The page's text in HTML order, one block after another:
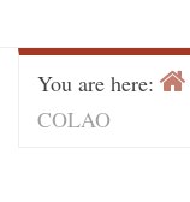
You are here:
COLAO